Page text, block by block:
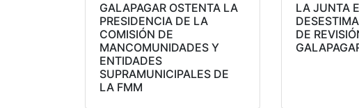
GALAPAGAR OSTENTA LA
PRESIDENCIA DE LA
COMISIÓN DE
MANCOMUNIDADES Y
ENTIDADES
SUPRAMUNICIPALES DE
LA FMM
LA JUNTA
DE